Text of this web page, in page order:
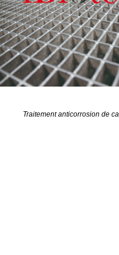
Traitement anticorrosion de